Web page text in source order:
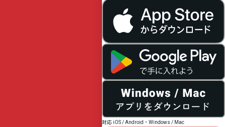
対応 iOS / Android・Windows / Mac